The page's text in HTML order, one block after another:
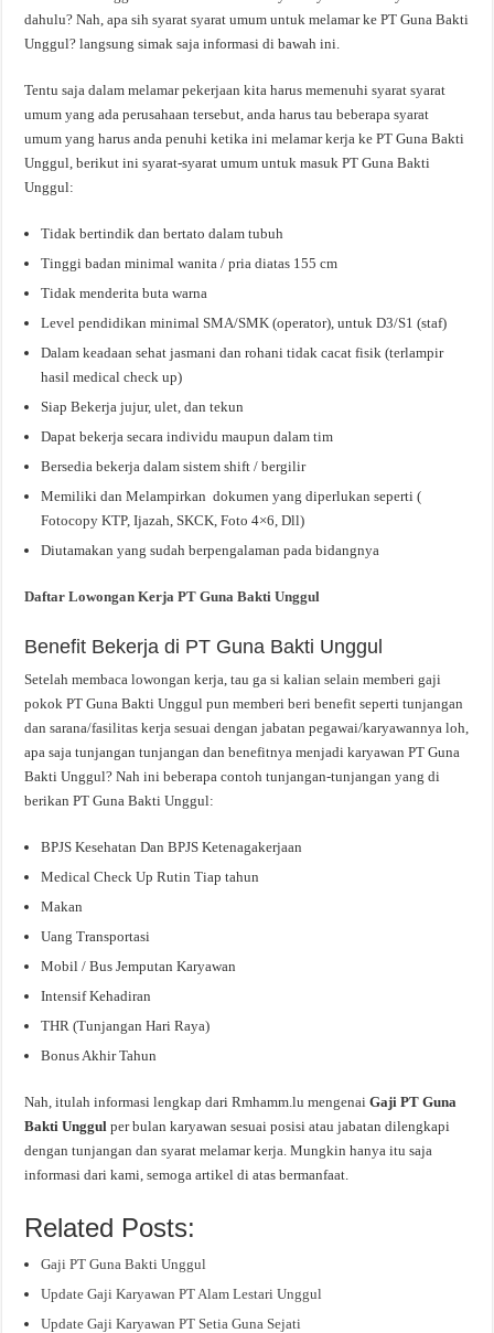
dahulu? Nah, apa sih syarat syarat umum untuk melamar ke PT Guna Bakti
Unggul? langsung simak saja informasi di bawah ini.
Tentu saja dalam melamar pekerjaan kita harus memenuhi syarat syarat
umum yang ada perusahaan tersebut, anda harus tau beberapa syarat
umum yang harus anda penuhi ketika ini melamar kerja ke PT Guna Bakti
Unggul, berikut ini syarat-syarat umum untuk masuk PT Guna Bakti
Unggul:
Tidak bertindik dan bertato dalam tubuh
Tinggi badan minimal wanita / pria diatas 155 cm
Tidak menderita buta warna
Level pendidikan minimal SMA/SMK (operator), untuk D3/S1 (staf)
Dalam keadaan sehat jasmani dan rohani tidak cacat fisik (terlampir
hasil medical check up)
Siap Bekerja jujur, ulet, dan tekun
Dapat bekerja secara individu maupun dalam tim
Bersedia bekerja dalam sistem shift / bergilir
Memiliki dan Melampirkan dokumen yang diperlukan seperti (
Fotocopy KTP, Ijazah, SKCK, Foto 4×6, Dll)
Diutamakan yang sudah berpengalaman pada bidangnya
Daftar Lowongan Kerja PT Guna Bakti Unggul
Benefit Bekerja di PT Guna Bakti Unggul
Setelah membaca lowongan kerja, tau ga si kalian selain memberi gaji
pokok PT Guna Bakti Unggul pun memberi beri benefit seperti tunjangan
dan sarana/fasilitas kerja sesuai dengan jabatan pegawai/karyawannya loh,
apa saja tunjangan tunjangan dan benefitnya menjadi karyawan PT Guna
Bakti Unggul? Nah ini beberapa contoh tunjangan-tunjangan yang di
berikan PT Guna Bakti Unggul:
BPJS Kesehatan Dan BPJS Ketenagakerjaan
Medical Check Up Rutin Tiap tahun
Makan
Uang Transportasi
Mobil / Bus Jemputan Karyawan
Intensif Kehadiran
THR (Tunjangan Hari Raya)
Bonus Akhir Tahun
Nah, itulah informasi lengkap dari Rmhamm.lu mengenaiGaji PT Guna
Bakti Unggulper bulan karyawan sesuai posisi atau jabatan dilengkapi
dengan tunjangan dan syarat melamar kerja. Mungkin hanya itu saja
informasi dari kami, semoga artikel di atas bermanfaat.
Related Posts:
Gaji PT Guna Bakti Unggul
Update Gaji Karyawan PT Alam Lestari Unggul
Update Gaji Karyawan PT Setia Guna Sejati